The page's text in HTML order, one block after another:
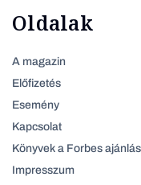
Oldalak
A magazin
Előfizetés
Esemény
Kapcsolat
Könyvek a Forbes
Impresszum